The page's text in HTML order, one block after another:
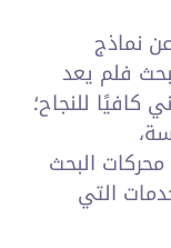
نماذج
فلم يعد
كافيًا للنجاح؛
البحث
التي